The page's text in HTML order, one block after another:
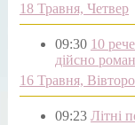
18 Травня, Четвер
09:30 10
дійсно
16 Травня,
09:23 Літні